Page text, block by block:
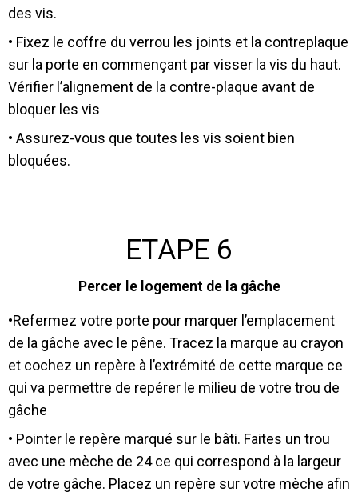
des vis.
• Fixez le coffre du verrou les joints et la contreplaque
sur la porte en commençant par visser la vis du haut.
Vérifier l’alignement de la contre-plaque avant de
bloquer les vis
• Assurez-vous que toutes les vis soient bien
bloquées.
ETAPE 6
Percer le logement de la gâche
•Refermez votre porte pour marquer l’emplacement
de la gâche avec le pêne. Tracez la marque au crayon
et cochez un repère à l’extrémité de cette marque ce
qui va permettre de repérer le milieu de votre trou de
gâche
• Pointer le repère marqué sur le bâti. Faites un trou
avec une mèche de 24 ce qui correspond à la largeur
de votre gâche. Placez un repère sur votre mèche afin